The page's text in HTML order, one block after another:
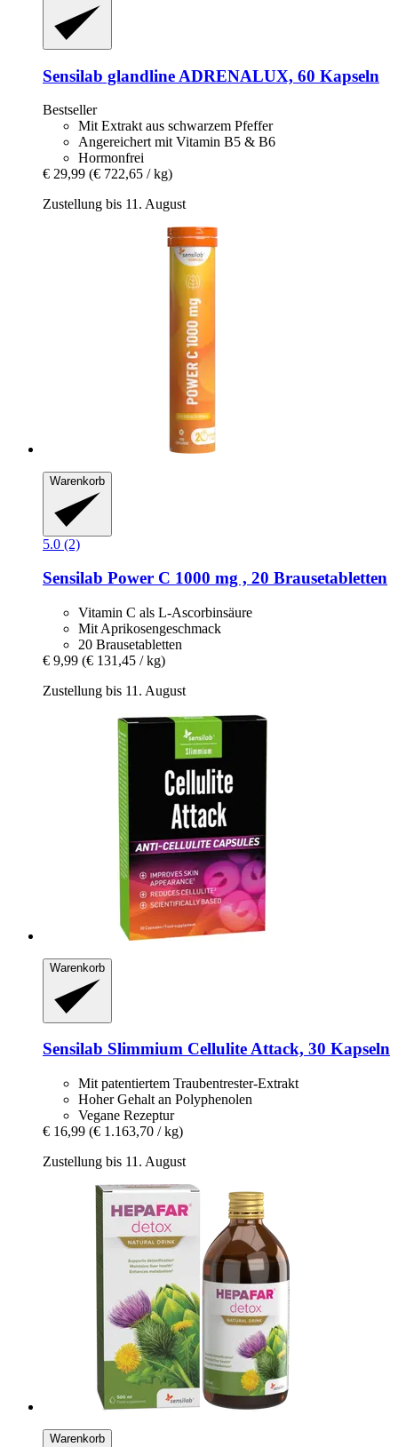
Sensilab glandline ADRENALUX, 60 Kapseln
Bestseller
Mit Extrakt aus schwarzem Pfeffer
Angereichert mit Vitamin B5 & B6
Hormonfrei
€ 29,99 (€ 722,65 / kg)
Zustellung bis 11. August
Warenkorb
5.0 (2)
Sensilab Power C 1000 mg , 20 Brausetabletten
Vitamin C als L-Ascorbinsäure
Mit Aprikosengeschmack
20 Brausetabletten
€ 9,99 (€ 131,45 / kg)
Zustellung bis 11. August
Warenkorb
Sensilab Slimmium Cellulite Attack, 30 Kapseln
Mit patentiertem Traubentrester-Extrakt
Hoher Gehalt an Polyphenolen
Vegane Rezeptur
€ 16,99 (€ 1.163,70 / kg)
Zustellung bis 11. August
Warenkorb